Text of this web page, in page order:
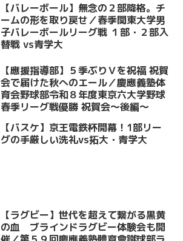
【バレーボール】無念の２部降格。チ
ームの形を取り戻せ／春季関東大学男
子バレーボールリーグ戦 １部・２部入
替戦 vs青学大
【應援指導部】５季ぶりＶを祝福 祝賀
会で届けた秋へのエール／慶應義塾体
育会野球部令和８年度東京六大学野球
春季リーグ戦優勝 祝賀会～後編～
【バスケ】京王電鉄杯開幕！1部リー
グの手厳しい洗礼vs拓大・青学大
【ラグビー】世代を超えて繋がる黒黄
の血 ブラインドラグビー体験会も開